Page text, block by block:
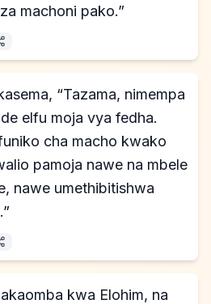
machoni pako.”
“Tazama, nimempa
elfu moja vya fedha.
cha macho kwako
pamoja nawe na mbele
nawe umethibitishwa
kwa Elohim, na